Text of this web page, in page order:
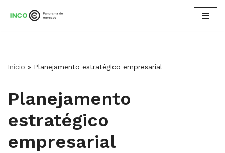
conteúdo
Início » Planejamento estratégico empresarial
Planejamento
estratégico
empresarial